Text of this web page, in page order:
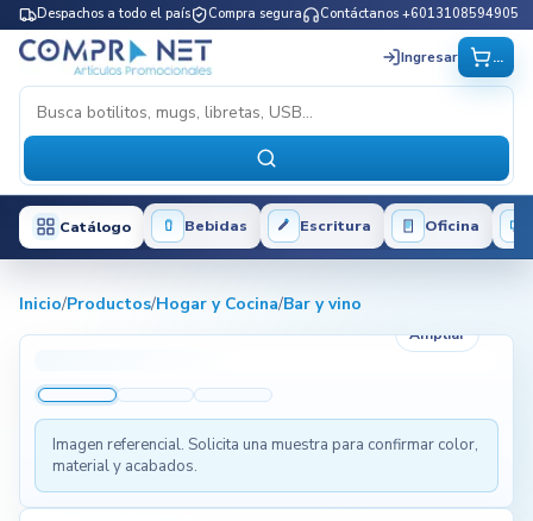
Despachos a todo el país Compra segura Contáctanos +6013108594905
Ingresar ...
Catálogo Bebidas Escritura Oficina
Inicio/Productos/Hogar y Cocina/Bar y vino
Ampliar
Imagen referencial. Solicita una muestra para confirmar color,
material y acabados.